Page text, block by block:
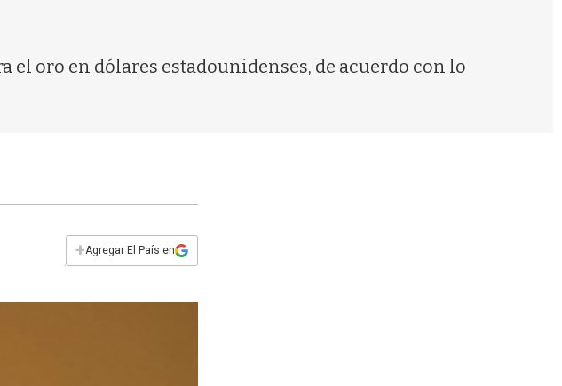
el oro en dólares estadounidenses, de acuerdo con lo
+Agregar El País en